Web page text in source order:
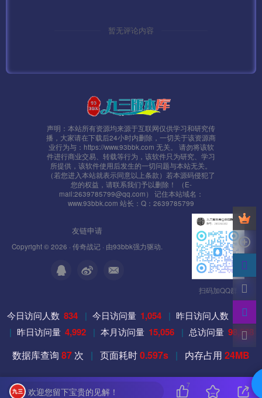
暂无评论内容
声明：本站所有资源均来源于互联网仅供学习和研究传
播，大家请在下载后24小时内删除，一切关于该资源商
业行为与：https://www.93bbk.com 无关。 请勿将该软
件进行商业交易、转载等行为，该软件只为研究、学习
所提供，该软件使用后发生的一切问题与本站无关。
（若您进入本站就表示同意以上条款）若本源码侵犯了
您的权益，请联系我们予以删除！ （E-
mail:2639785799@qq.com） 记住本站域名：
www.93bbk.com 站长：Q：2639785799
友链申请
Copyright © 2026 · 传奇战记 · 由93bbk强力驱动.
扫码加QQ群
今日访问人数 834 | 今日访问量 1,054 | 昨日访问人数 3,979
| 昨日访问量 4,992 | 本月访问量 15,056 | 总访问量 98,268
数据库查询 87 次 | 页面耗时0.597s | 内存占用 24MB
欢迎您留下宝贵的见解！
7